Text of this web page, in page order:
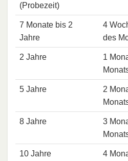
(Probezeit)
7 Monate bis 2
Jahre
4
des
2 Jahre
1
5 Jahre
2
8 Jahre
3
10 Jahre
4